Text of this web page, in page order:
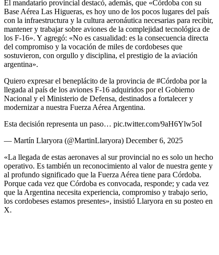
El mandatario provincial destacó, además, que «Córdoba con su
Base Aérea Las Higueras, es hoy uno de los pocos lugares del país
con la infraestructura y la cultura aeronáutica necesarias para recibir,
mantener y trabajar sobre aviones de la complejidad tecnológica de
los F-16». Y agregó: «No es casualidad: es la consecuencia directa
del compromiso y la vocación de miles de cordobeses que
sostuvieron, con orgullo y disciplina, el prestigio de la aviación
argentina».
Quiero expresar el beneplácito de la provincia de #Córdoba por la
llegada al país de los aviones F-16 adquiridos por el Gobierno
Nacional y el Ministerio de Defensa, destinados a fortalecer y
modernizar a nuestra Fuerza Aérea Argentina.
Esta decisión representa un paso… pic.twitter.com/9aH6Ylw5oI
— Martín Llaryora (@MartinLlaryora) December 6, 2025
«La llegada de estas aeronaves al sur provincial no es solo un hecho
operativo. Es también un reconocimiento al valor de nuestra gente y
al profundo significado que la Fuerza Aérea tiene para Córdoba.
Porque cada vez que Córdoba es convocada, responde; y cada vez
que la Argentina necesita experiencia, compromiso y trabajo serio,
los cordobeses estamos presentes», insistió Llaryora en su posteo en
X.